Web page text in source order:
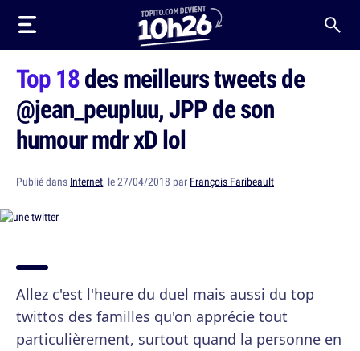
Top 18des meilleurs tweets de
@jean_peupluu, JPP de son
humour mdr xD lol
Publié dans Internet, le 27/04/2018 par François Faribeault
Allez c'est l'heure du duel mais aussi du top
twittos des familles qu'on apprécie tout
particulièrement, surtout quand la personne en